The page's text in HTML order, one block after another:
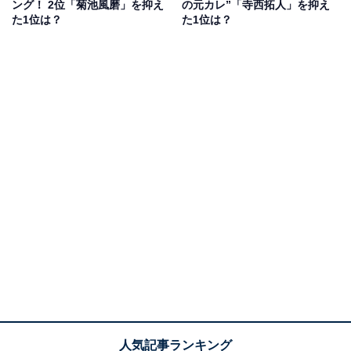
ブに努力する姿が既存メンバーや視聴者を魅了し、候補
てかなり重宝されると思いますし、突然突拍子もないこ
とを言って周囲を笑わせることができるポテンシャルが
ング！ 2位「菊池風磨」を抑え
た1位は？
の元カレ”「寺西拓人」を抑え
た1位は？